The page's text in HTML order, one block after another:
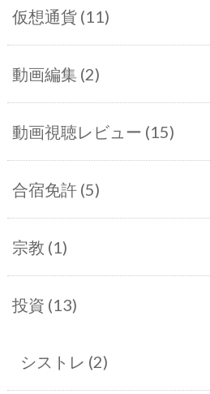
仮想通貨 (11)
動画編集 (2)
動画視聴レビュー (15)
合宿免許 (5)
宗教 (1)
投資 (13)
シストレ (2)